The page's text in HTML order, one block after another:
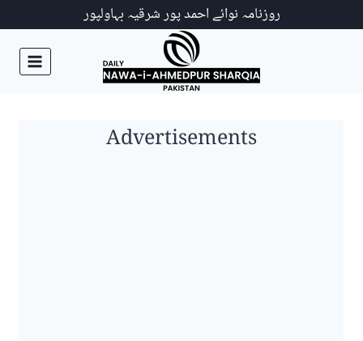
روزنامہ نوائے احمد پور شرقیہ بہاولپور
Advertisements